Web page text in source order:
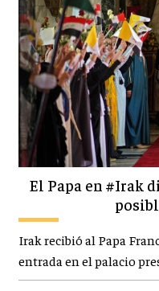
El Papa en #Irak
Irak recibió al Papa
entrada en el palacio